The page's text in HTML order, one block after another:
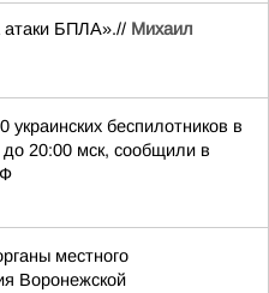
атаки БПЛА».// Михаил
украинских беспилотников в
20:00 мск, сообщили в
местного
Воронежской